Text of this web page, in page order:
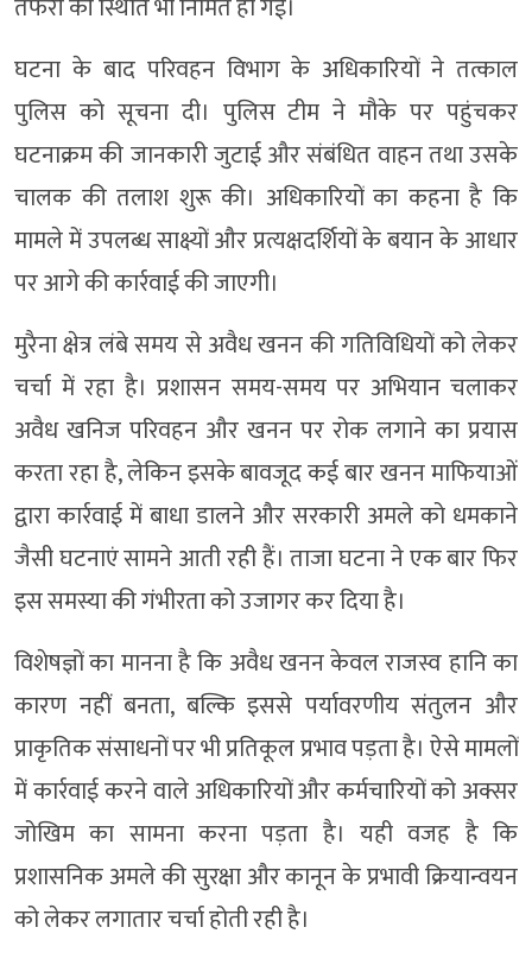
तफरी की स्थिति भी निर्मित हो गई।
घटना के बाद परिवहन विभाग के अधिकारियों ने तत्काल
पुलिस को सूचना दी। पुलिस टीम ने मौके पर पहुंचकर
घटनाक्रम की जानकारी जुटाई और संबंधित वाहन तथा उसके
चालक की तलाश शुरू की। अधिकारियों का कहना है कि
मामले में उपलब्ध साक्ष्यों और प्रत्यक्षदर्शियों के बयान के आधार
पर आगे की कार्रवाई की जाएगी।
मुरैना क्षेत्र लंबे समय से अवैध खनन की गतिविधियों को लेकर
चर्चा में रहा है। प्रशासन समय-समय पर अभियान चलाकर
अवैध खनिज परिवहन और खनन पर रोक लगाने का प्रयास
करता रहा है, लेकिन इसके बावजूद कई बार खनन माफियाओं
द्वारा कार्रवाई में बाधा डालने और सरकारी अमले को धमकाने
जैसी घटनाएं सामने आती रही हैं। ताजा घटना ने एक बार फिर
इस समस्या की गंभीरता को उजागर कर दिया है।
विशेषज्ञों का मानना है कि अवैध खनन केवल राजस्व हानि का
कारण नहीं बनता, बल्कि इससे पर्यावरणीय संतुलन और
प्राकृतिक संसाधनों पर भी प्रतिकूल प्रभाव पड़ता है। ऐसे मामलों
में कार्रवाई करने वाले अधिकारियों और कर्मचारियों को अक्सर
जोखिम का सामना करना पड़ता है। यही वजह है कि
प्रशासनिक अमले की सुरक्षा और कानून के प्रभावी क्रियान्वयन
को लेकर लगातार चर्चा होती रही है।